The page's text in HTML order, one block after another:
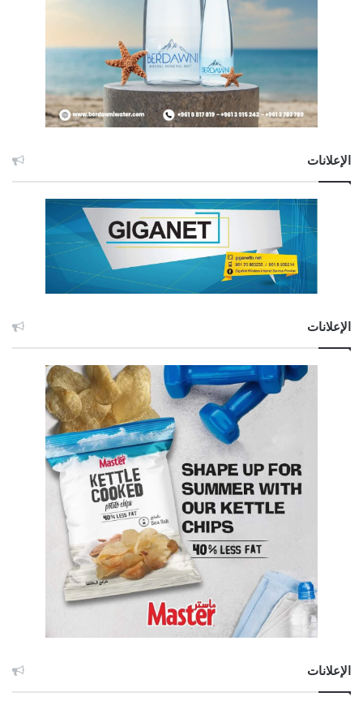
الإعلانات
الإعلانات
الإعلانات